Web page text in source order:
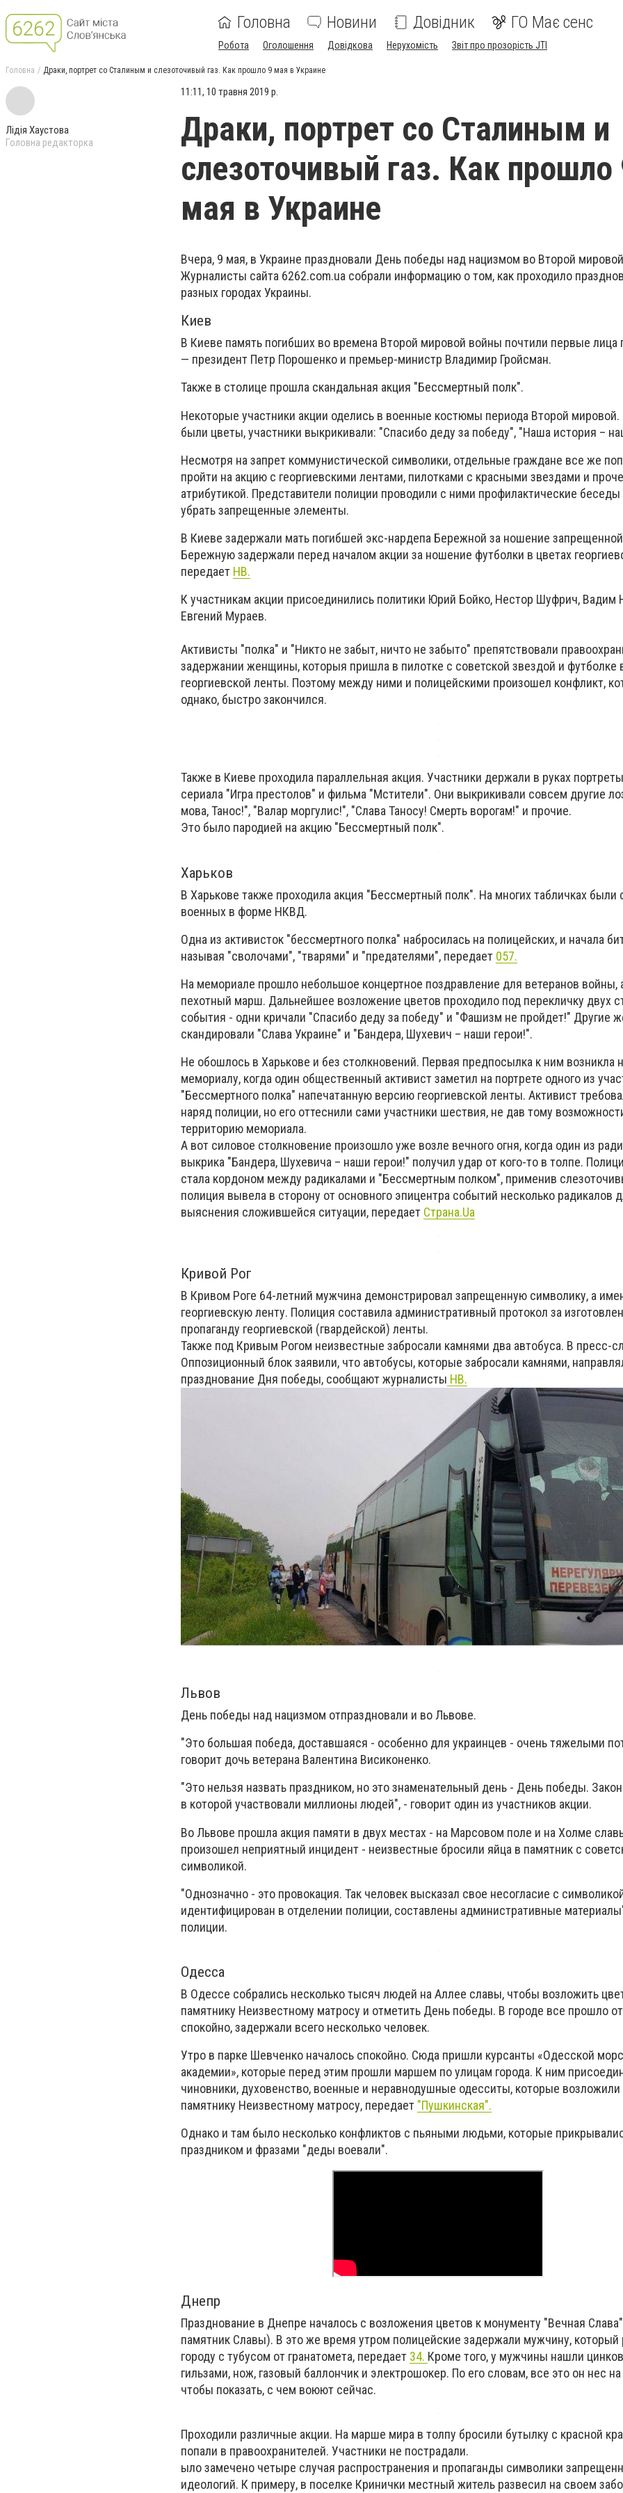
Головна Новини Довідник ГО Має сенс
Робота Оголошення Довідкова Нерухомість Звіт про прозорість JTI
Головна Драки, портрет со Сталиным и слезоточивый газ. Как прошло 9 мая в Украине
Лідія Хаустова
Головна редакторка
11:11, 10 травня 2019 р.
Драки, портрет со Сталиным и
слезоточивый газ. Как прошло
мая в Украине
Вчера, 9 мая, в Украине праздновали День победы над нацизмом во Второй
Журналисты сайта 6262.com.ua собрали информацию о том, как проходило
разных городах Украины.
Киев
В Киеве память погибших во времена Второй мировой войны почтили первые лица
— президент Петр Порошенко и премьер-министр Владимир Гройсман.
Также в столице прошла скандальная акция "Бессмертный полк".
Некоторые участники акции оделись в военные костюмы периода Второй мировой.
были цветы, участники выкрикивали: "Спасибо деду за победу", "Наша история –
Несмотря на запрет коммунистической символики, отдельные граждане все же
пройти на акцию с георгиевскими лентами, пилотками с красными звездами и
атрибутикой. Представители полиции проводили с ними профилактические
убрать запрещенные элементы.
В Киеве задержали мать погибшей экс-нардепа Бережной за ношение
Бережную задержали перед началом акции за ношение футболки в цветах
передает НВ.
К участникам акции присоединились политики Юрий Бойко, Нестор Шуфрич, Вадим
Евгений Мураев.
Активисты "полка" и "Никто не забыт, ничто не забыто" препятствовали
задержании женщины, которыя пришла в пилотке с советской звездой и футболке
георгиевской ленты. Поэтому между ними и полицейскими произошел конфликт,
однако, быстро закончился.
Также в Киеве проходила параллельная акция. Участники держали в руках
сериала "Игра престолов" и фильма "Мстители". Они выкрикивали совсем другие
мова, Танос!", "Валар моргулис!", "Слава Таносу! Смерть ворогам!" и прочие.
Это было пародией на акцию "Бессмертный полк".
Харьков
В Харькове также проходила акция "Бессмертный полк". На многих табличках были
военных в форме НКВД.
Одна из активисток "бессмертного полка" набросилась на полицейских, и начала
называя "сволочами", "тварями" и "предателями", передает 057.
На мемориале прошло небольшое концертное поздравление для ветеранов войны,
пехотный марш. Дальнейшее возложение цветов проходило под перекличку двух
события - одни кричали "Спасибо деду за победу" и "Фашизм не пройдет!" Другие
скандировали "Слава Украине" и "Бандера, Шухевич – наши герои!".
Не обошлось в Харькове и без столкновений. Первая предпосылка к ним возникла
мемориалу, когда один общественный активист заметил на портрете одного из
"Бессмертного полка" напечатанную версию георгиевской ленты. Активист
наряд полиции, но его оттеснили сами участники шествия, не дав тому
территорию мемориала.
А вот силовое столкновение произошло уже возле вечного огня, когда один из
выкрика "Бандера, Шухевича – наши герои!" получил удар от кого-то в толпе.
стала кордоном между радикалами и "Бессмертным полком", применив
полиция вывела в сторону от основного эпицентра событий несколько радикалов
выяснения сложившейся ситуации, передает Страна.Ua
Кривой Рог
В Кривом Роге 64-летний мужчина демонстрировал запрещенную символику, а
георгиевскую ленту. Полиция составила административный протокол за
пропаганду георгиевской (гвардейской) ленты.
Также под Кривым Рогом неизвестные забросали камнями два автобуса. В пресс-
Оппозиционный блок заявили, что автобусы, которые забросали камнями,
празднование Дня победы, сообщают журналисты НВ.
Львов
День победы над нацизмом отпраздновали и во Львове.
"Это большая победа, доставшаяся - особенно для украинцев - очень тяжелыми
говорит дочь ветерана Валентина Висиконенко.
"Это нельзя назвать праздником, но это знаменательный день - День победы.
в которой участвовали миллионы людей", - говорит один из участников акции.
Во Львове прошла акция памяти в двух местах - на Марсовом поле и на Холме
произошел неприятный инцидент - неизвестные бросили яйца в памятник с
символикой.
"Однозначно - это провокация. Так человек высказал свое несогласие с
идентифицирован в отделении полиции, составлены административные
полиции.
Одесса
В Одессе собрались несколько тысяч людей на Аллее славы, чтобы возложить
памятнику Неизвестному матросу и отметить День победы. В городе все прошло
спокойно, задержали всего несколько человек.
Утро в парке Шевченко началось спокойно. Сюда пришли курсанты «Одесской
академии», которые перед этим прошли маршем по улицам города. К ним
чиновники, духовенство, военные и неравнодушные одесситы, которые
памятнику Неизвестному матросу, передает "Пушкинская".
Однако и там было несколько конфликтов с пьяными людьми, которые
праздником и фразами "деды воевали".
Днепр
Празднование в Днепре началось с возложения цветов к монументу "Вечная
памятник Славы). В это же время утром полицейские задержали мужчину, который
городу с тубусом от гранатомета, передает 34. Кроме того, у мужчины нашли
гильзами, нож, газовый баллончик и электрошокер. По его словам, все это он нес
чтобы показать, с чем воюют сейчас.
Проходили различные акции. На марше мира в толпу бросили бутылку с красной
попали в правоохранителей. Участники не пострадали.
ыло замечено четыре случая распространения и пропаганды символики
идеологий. К примеру, в поселке Кринички местный житель развесил на своем